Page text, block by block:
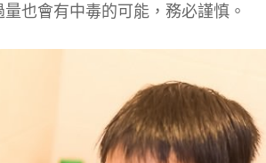
也會有中毒的可能，務必謹慎。